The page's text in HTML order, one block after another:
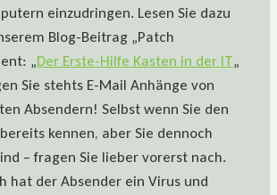
einzudringen. Lesen Sie dazu
Blog-Beitrag „Patch
„Der Erste-Hilfe Kasten in der IT„
Sie stehts E-Mail Anhänge von
Absendern! Selbst wenn Sie den
kennen, aber Sie dennoch
– fragen Sie lieber vorerst nach.
hat der Absender ein Virus und